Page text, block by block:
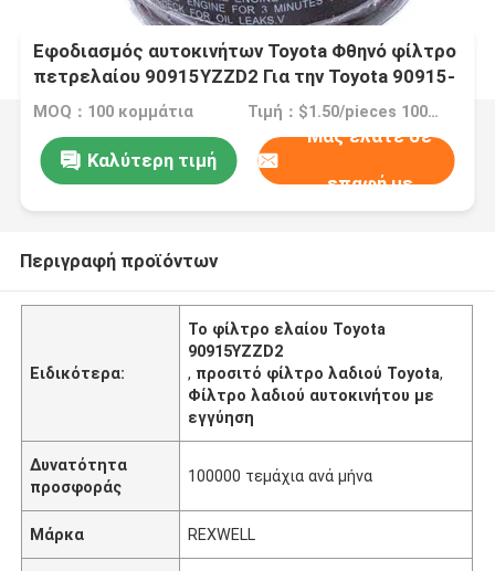
Εφοδιασμός αυτοκινήτων Toyota Φθηνό φίλτρο
πετρελαίου 90915YZZD2 Για την Toyota 90915-
YZZD2 90915-YZZD4
MOQ：100 κομμάτια Τιμή：$1.50/pieces 100-499 pieces
Καλύτερη τιμή
Μας ελάτε σε
επαφή με
Περιγραφή προϊόντων
Ειδικότερα:
Το φίλτρο ελαίου Toyota
90915YZZD2
, προσιτό φίλτρο λαδιού Toyota,
Φίλτρο λαδιού αυτοκινήτου με
εγγύηση
Δυνατότητα
προσφοράς
100000 τεμάχια ανά μήνα
Μάρκα REXWELL